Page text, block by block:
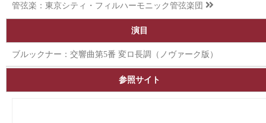
管弦楽： 東京シティ・フィルハーモニック管弦楽団
演目
ブルックナー：交響曲第5番 変ロ長調（ノヴァーク版）
参照サイト